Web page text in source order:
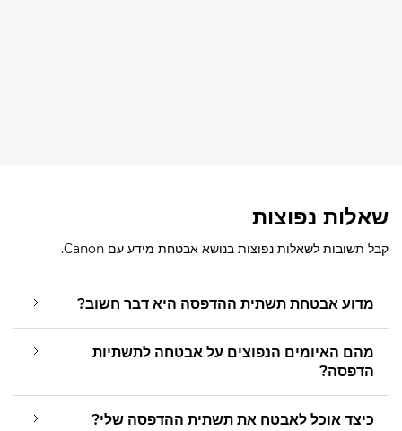
שאלות נפוצות
קבל תשובות לשאלות נפוצות בנושא אבטחת מידע עם Canon.
מדוע אבטחת תשתית ההדפסה היא דבר חשוב?
מהם האיומים הנפוצים על אבטחה לתשתיות
הדפסה?
כיצד אוכל לאבטח את תשתית ההדפסה שלי?